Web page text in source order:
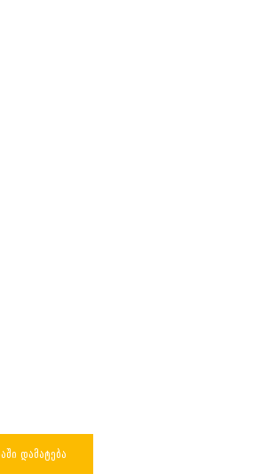
ᲓᲐᲛᲐᲢᲔᲑᲐ